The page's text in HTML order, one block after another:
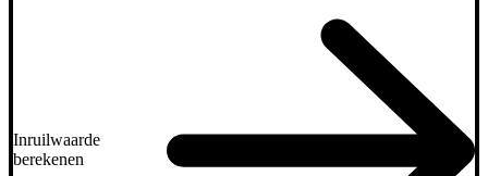
Inruilwaarde
berekenen